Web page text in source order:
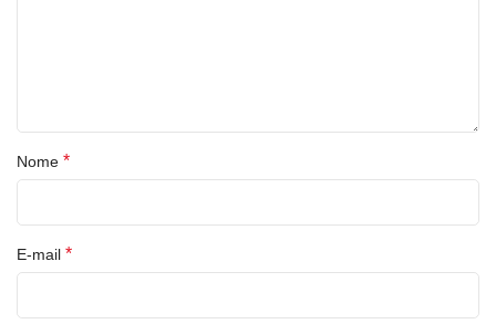
Nome *
E-mail *